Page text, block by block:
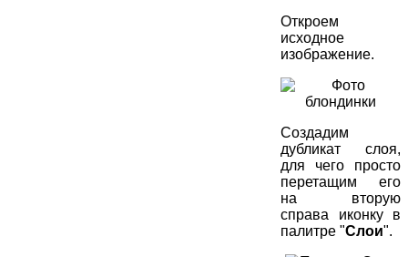
Откроем
исходное
изображение.
Создадим
дубликат слоя,
для чего просто
перетащим его
на вторую
справа иконку в
палитре "Слои".